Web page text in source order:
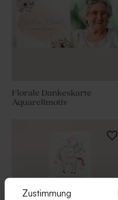
Zustimmung
Florale Dankeskarte
Aquarellmotiv